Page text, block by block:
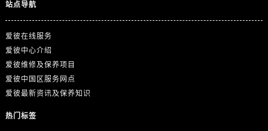
站点导航
爱彼在线服务
爱彼中心介绍
爱彼维修及保养项目
爱彼中国区服务网点
爱彼最新资讯及保养知识
热门标签